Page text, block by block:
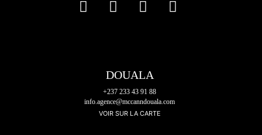
DOUALA
+237 233 43 91 88
info.agence@mccanndouala.com
VOIR SUR LA CARTE